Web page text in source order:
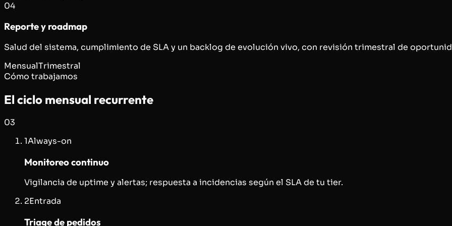
04
Reporte y roadmap
Salud del sistema, cumplimiento de SLA y un backlog de evolución vivo, con revisión trimestral de
MensualTrimestral
Cómo trabajamos
El ciclo mensual recurrente
03
1Always-on
Monitoreo continuo
Vigilancia de uptime y alertas; respuesta a incidencias según el SLA de tu tier.
2Entrada
Triage de pedidos